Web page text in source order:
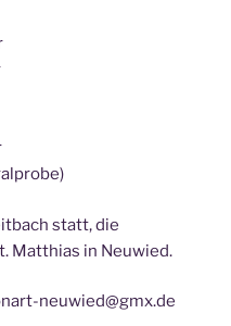
statt, die
Matthias in Neuwied.
neuwied@gmx.de